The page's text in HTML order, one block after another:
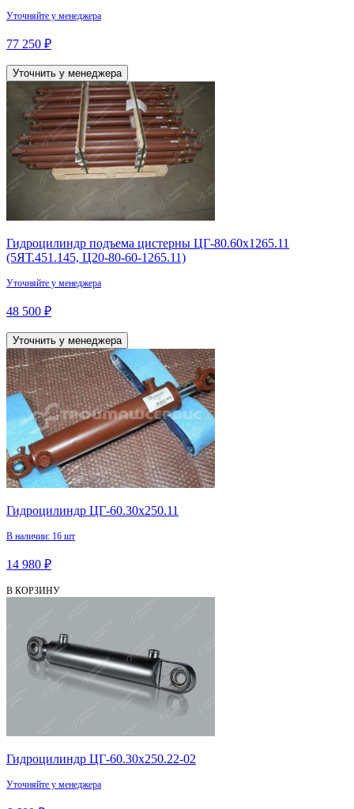
Уточняйте у менеджера
77 250 ₽
Уточнить у менеджера
Гидроцилиндр подъема цистерны ЦГ-80.60х1265.11
(5ЯТ.451.145, Ц20-80-60-1265.11)
Уточняйте у менеджера
48 500 ₽
Уточнить у менеджера
Гидроцилиндр ЦГ-60.30х250.11
В наличии: 16 шт
14 980 ₽
В КОРЗИНУ
Гидроцилиндр ЦГ-60.30х250.22-02
Уточняйте у менеджера